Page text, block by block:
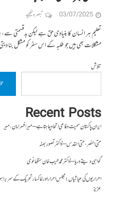
03/07/2025 تبصرہ لکھیے
تعلیم ہر انسان کا بنیادی حق ہے لیکن بدقسمتی
مشکلات بھی ہیں جو طلبہ کے اس سفر کو مشکل بنا
تلاش
Recent Posts
ایران پاکستان سمیت دفاعی اتحاد چاہتا ہے – میر افسر امان،میر
حتی النصر ، حتی القدس – ڈاکٹر تصور بھٹہ
گواہی دیتے دریا – ڈاکٹر محمد طیب خان سنگھانوی
احراریوں کی عیاشیاں : مجلس احرار اور خاکسار تحریک کے
عزیز